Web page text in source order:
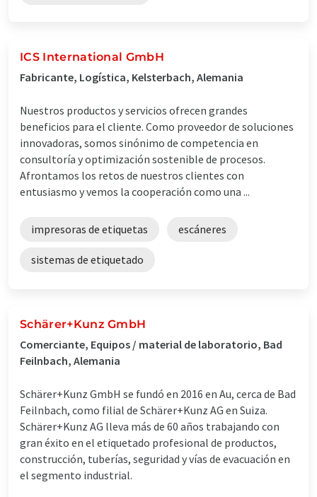
ICS International GmbH
Fabricante, Logística, Kelsterbach, Alemania
Nuestros productos y servicios ofrecen grandes
beneficios para el cliente. Como proveedor de soluciones
innovadoras, somos sinónimo de competencia en
consultoría y optimización sostenible de procesos.
Afrontamos los retos de nuestros clientes con
entusiasmo y vemos la cooperación como una ...
impresoras de etiquetas escáneres
sistemas de etiquetado
Schärer+Kunz GmbH
Comerciante, Equipos / material de laboratorio, Bad
Feilnbach, Alemania
Schärer+Kunz GmbH se fundó en 2016 en Au, cerca de Bad
Feilnbach, como filial de Schärer+Kunz AG en Suiza.
Schärer+Kunz AG lleva más de 60 años trabajando con
gran éxito en el etiquetado profesional de productos,
construcción, tuberías, seguridad y vías de evacuación en
el segmento industrial.